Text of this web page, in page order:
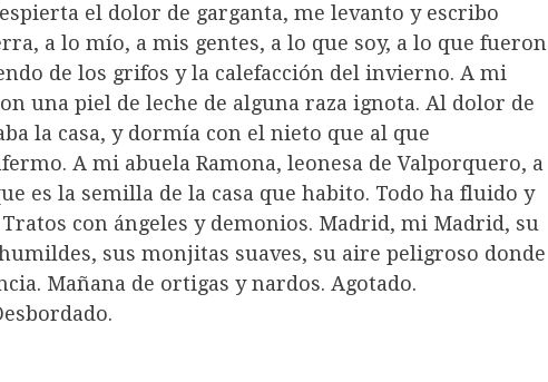
el dolor de garganta, me levanto y escribo
a lo mío, a mis gentes, a lo que soy, a lo que fueron
de los grifos y la calefacción del invierno. A mi
una piel de leche de alguna raza ignota. Al dolor de
la casa, y dormía con el nieto que al que
A mi abuela Ramona, leonesa de Valporquero, a
es la semilla de la casa que habito. Todo ha fluido y
con ángeles y demonios. Madrid, mi Madrid, su
sus monjitas suaves, su aire peligroso donde
Mañana de ortigas y nardos. Agotado.